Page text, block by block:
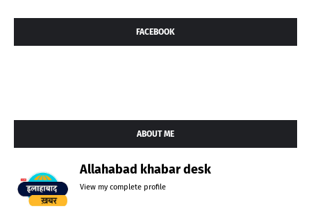
FACEBOOK
ABOUT ME
Allahabad khabar desk
View my complete profile